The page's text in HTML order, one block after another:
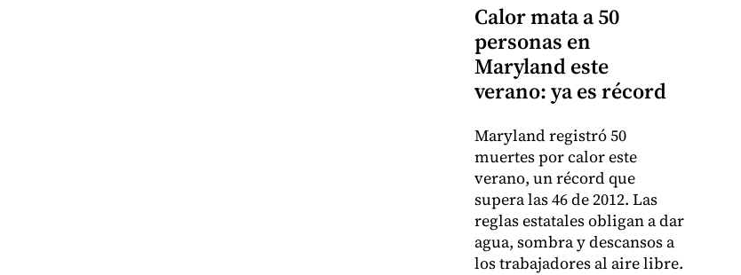
Calor mata a 50
personas en
Maryland este
verano: ya es récord
Maryland registró 50
muertes por calor este
verano, un récord que
supera las 46 de 2012. Las
reglas estatales obligan a dar
agua, sombra y descansos a
los trabajadores al aire libre.